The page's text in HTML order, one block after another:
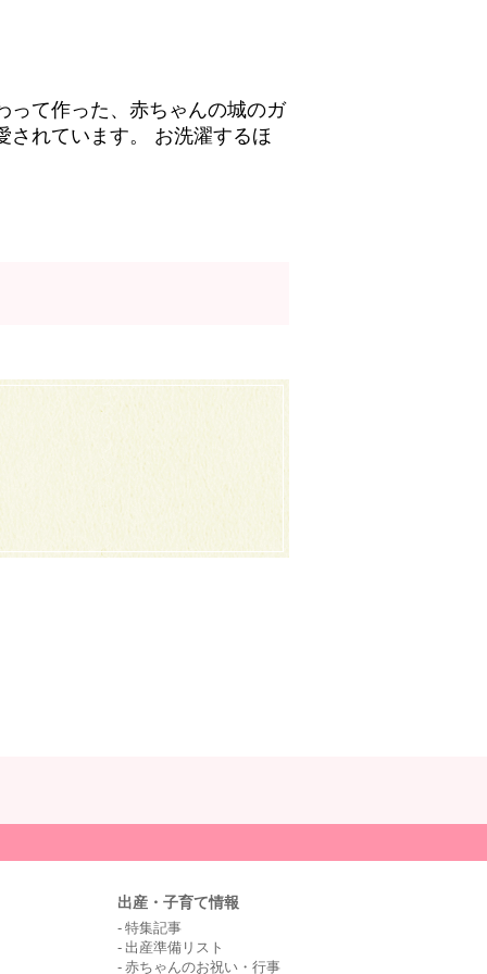
って作った、赤ちゃんの城のガ
されています。 お洗濯するほ
出産・子育て情報
特集記事
出産準備リスト
赤ちゃんのお祝い・行事